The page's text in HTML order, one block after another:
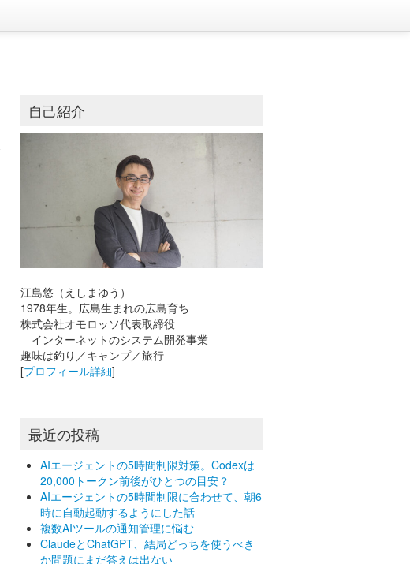
自己紹介
江島悠（えしまゆう）
1978年生。広島生まれの広島育ち
株式会社オモロッソ代表取締役
インターネットのシステム開発事業
趣味は釣り／キャンプ／旅行
[プロフィール詳細]
最近の投稿
AIエージェントの5時間制限対策。Codexは
20,000トークン前後がひとつの目安？
AIエージェントの5時間制限に合わせて、朝6
時に自動起動するようにした話
複数AIツールの通知管理に悩む
ClaudeとChatGPT、結局どっちを使うべき
か問題にまだ答えは出ない